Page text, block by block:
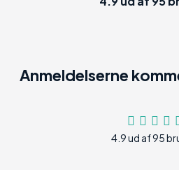
Anmeldelserne
4.9 ud af 95